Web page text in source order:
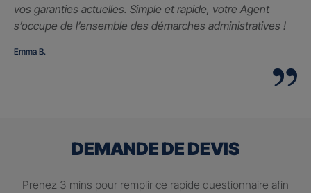
vos garanties actuelles. Simple et rapide, votre Agent
s’occupe de l’ensemble des démarches administratives !
Emma B.
DEMANDE DE DEVIS
Prenez 3 mins pour remplir ce rapide questionnaire afin